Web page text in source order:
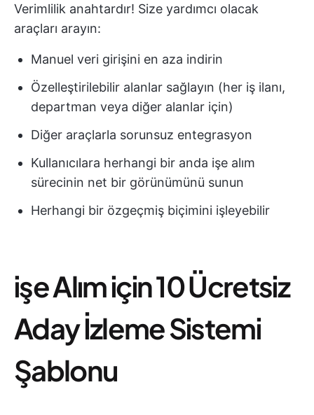
Verimlilik anahtardır! Size yardımcı olacak
araçları arayın:
Manuel veri girişini en aza indirin
Özelleştirilebilir alanlar sağlayın (her iş ilanı,
departman veya diğer alanlar için)
Diğer araçlarla sorunsuz entegrasyon
Kullanıcılara herhangi bir anda işe alım
sürecinin net bir görünümünü sunun
Herhangi bir özgeçmiş biçimini işleyebilir
i̇şe Alım için 10 Ücretsiz
Aday İzleme Sistemi
Şablonu